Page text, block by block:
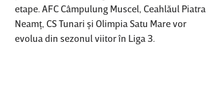
etape. AFC Câmpulung Muscel, Ceahlăul Piatra
Neamţ, CS Tunari şi Olimpia Satu Mare vor
evolua din sezonul viitor în Liga 3.